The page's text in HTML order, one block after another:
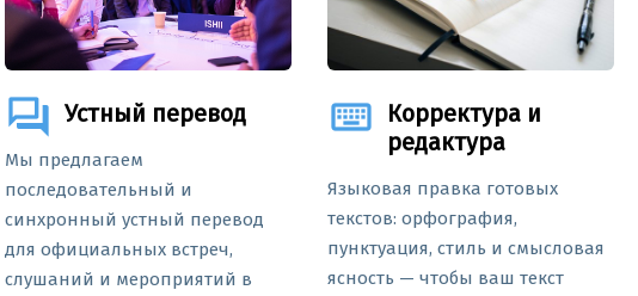
question_answer Устный перевод
Мы предлагаем
последовательный и
синхронный устный перевод
для официальных встреч,
слушаний и мероприятий в
keyboard
Корректура и
редактура
Языковая правка готовых
текстов: орфография,
пунктуация, стиль и смысловая
ясность — чтобы ваш текст